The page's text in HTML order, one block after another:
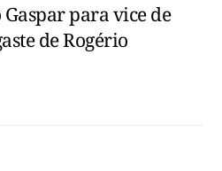
para vice de
de Rogério